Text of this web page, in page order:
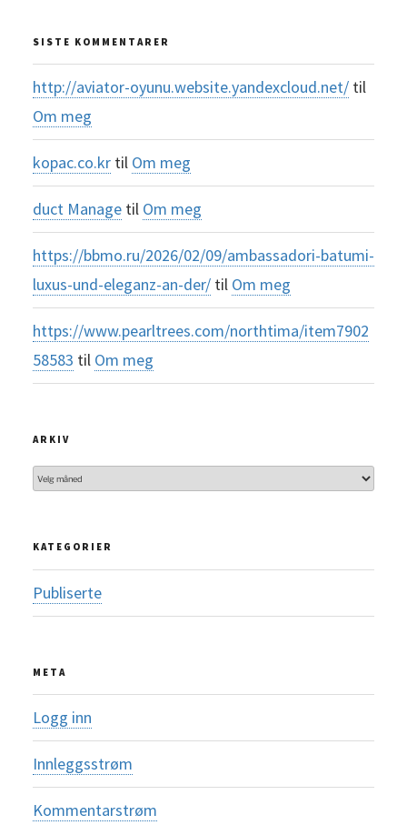
SISTE KOMMENTARER
http://aviator-oyunu.website.yandexcloud.net/ til
Om meg
kopac.co.kr til Om meg
duct Manage til Om meg
https://bbmo.ru/2026/02/09/ambassadori-batumi-
luxus-und-eleganz-an-der/ til Om meg
https://www.pearltrees.com/northtima/item7902
58583 til Om meg
ARKIV
Arkiv
KATEGORIER
Publiserte
META
Logg inn
Innleggsstrøm
Kommentarstrøm